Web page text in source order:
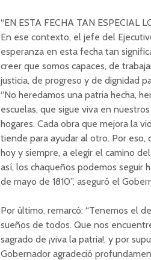
“EN ESTA FECHA TAN ESPECIAL
En ese contexto, el jefe del
esperanza en esta fecha tan
creer que somos capaces, de
justicia, de progreso y de dignidad
“No heredamos una patria hecha,
escuelas, que sigue viva en
hogares. Cada obra que mejora la
tiende para ayudar al otro. Por eso,
hoy y siempre, a elegir el camino
así, los chaqueños podemos seguir
de mayo de 1810”, aseguró el
Por último, remarcó: “Tenemos el
sueños de todos. Que nos
sagrado de ¡viva la patria!, y por
Gobernador agradeció